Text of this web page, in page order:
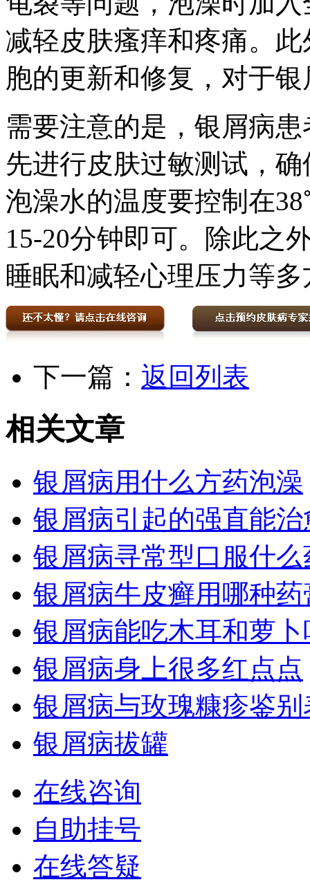
减轻皮肤瘙痒和疼痛。
胞的更新和修复，对于
需要注意的是，银屑病
先进行皮肤过敏测试，
泡澡水的温度要控制在
15-20分钟即可。除此之
睡眠和减轻心理压力等
下一篇： 返回列表
相关文章
银屑病用什么方药泡澡
银屑病引起的强直能治
银屑病寻常型口服什么
银屑病牛皮癣用哪种
银屑病能吃木耳和萝卜
银屑病身上很多红点点
银屑病与玫瑰糠疹鉴别
银屑病拔罐
在线咨询
自助挂号
在线答疑